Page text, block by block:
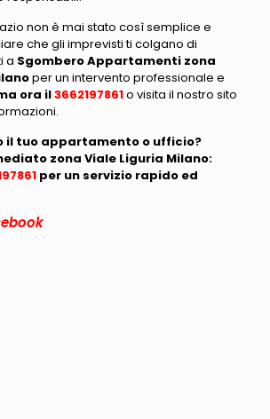
non è mai stato così semplice e
che gli imprevisti ti colgano di
a Sgombero Appartamenti zona
per un intervento professionale e
ora il3662197861o visita il nostro sito
il tuo appartamento o ufficio?
zona Viale Liguria Milano:
per un servizio rapido ed